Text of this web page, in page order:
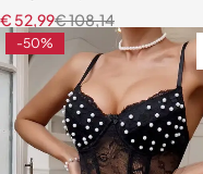
€108,14
€ 52,99
-50%